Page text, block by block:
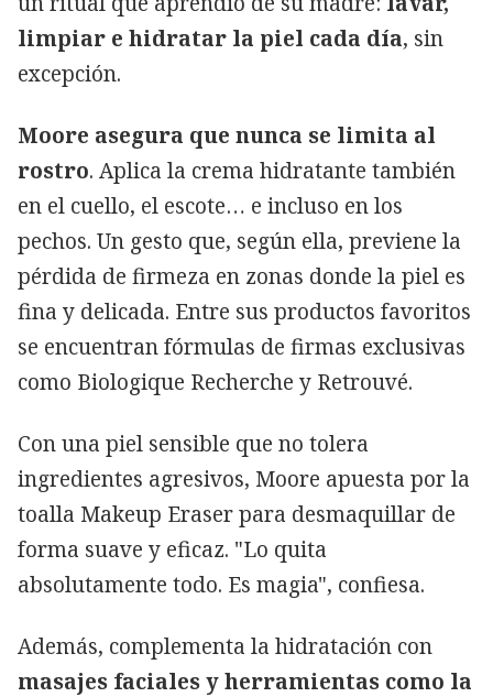
limpiar e hidratar la piel cada día, sin
excepción.
Moore asegura que nunca se limita al
rostro. Aplica la crema hidratante también
en el cuello, el escote… e incluso en los
pechos. Un gesto que, según ella, previene la
pérdida de firmeza en zonas donde la piel es
fina y delicada. Entre sus productos favoritos
se encuentran fórmulas de firmas exclusivas
como Biologique Recherche y Retrouvé.
Con una piel sensible que no tolera
ingredientes agresivos, Moore apuesta por la
toalla Makeup Eraser para desmaquillar de
forma suave y eficaz. "Lo quita
absolutamente todo. Es magia", confiesa.
Además, complementa la hidratación con
masajes faciales y herramientas como la